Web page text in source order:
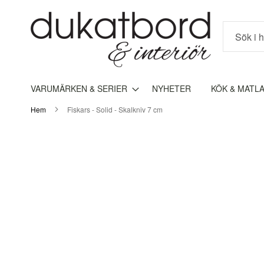
Sök
VARUMÄRKEN & SERIER NYHETER KÖK &
Hem Fiskars - Solid - Skalkniv 7 cm